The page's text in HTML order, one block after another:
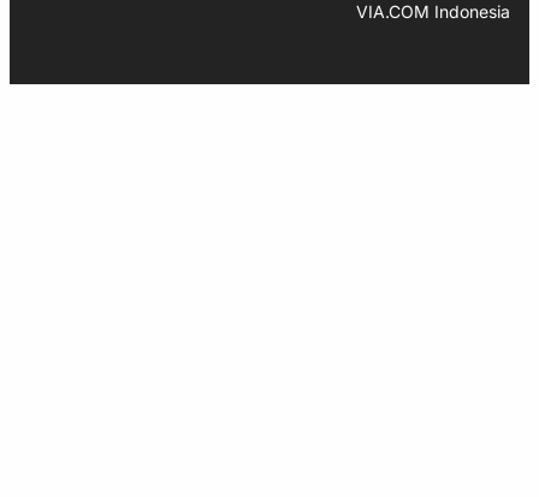
VIA.COM Indonesia